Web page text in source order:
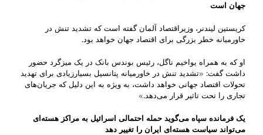
جهان است
کریستین لیندنر، وزیراقتصاد آلمان گفته است که تشدید تنش در
خاورمیانه خطر بزرگی برای اقتصاد جهان خواهد بود.
او که به همراه یواخیم ناگل، رئیس بوندس بانک در یک میزگرد حضور
داشت گفت: «تشدید تنش در خاورمیانه پتانسیل بسیارزیادی برای تهدید
تحولات اقتصاد جهانی خواهد داشت، به ویژه به این دلیل که جریان‌های
تجاری را تحت تاثیر قرار می‌دهد.»
یک فرمانده سپاه می‌گوید حمله احتمالی اسرائیل به مراکز هسته‌ای
می‌تواند سیاست هسته‌ای ایران را تغییر دهد